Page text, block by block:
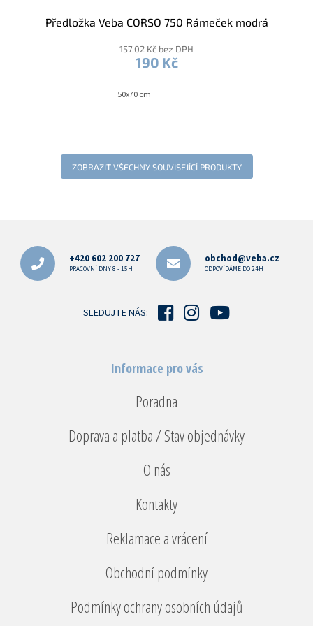
Předložka Veba CORSO 750 Rámeček modrá
157,02 Kč bez DPH
190 Kč
50x70 cm
ZOBRAZIT VŠECHNY SOUVISEJÍCÍ PRODUKTY
+420 602 200 727
PRACOVNÍ DNY 8 - 15H
obchod@veba.cz
ODPOVÍDÁME DO 24H
SLEDUJTE NÁS:
Informace pro vás
Poradna
Doprava a platba / Stav objednávky
O nás
Kontakty
Reklamace a vrácení
Obchodní podmínky
Podmínky ochrany osobních údajů